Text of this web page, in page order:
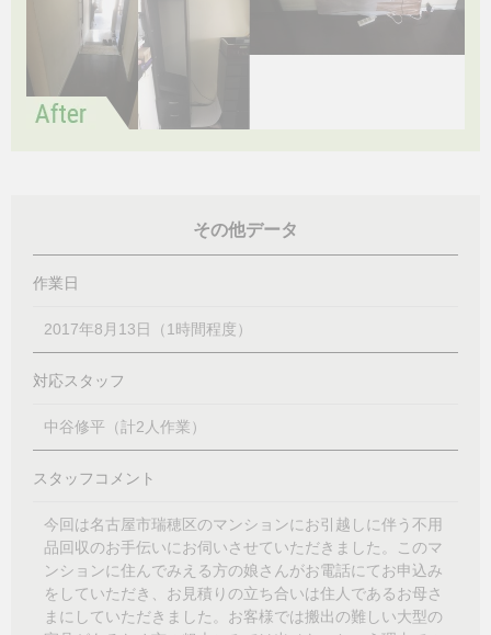
その他データ
作業日
2017年8月13日（1時間程度）
対応スタッフ
中谷修平（計2人作業）
スタッフコメント
今回は名古屋市瑞穂区のマンションにお引越しに伴う不用
品回収のお手伝いにお伺いさせていただきました。このマ
ンションに住んでみえる方の娘さんがお電話にてお申込み
をしていただき、お見積りの立ち合いは住人であるお母さ
まにしていただきました。お客様では搬出の難しい大型の